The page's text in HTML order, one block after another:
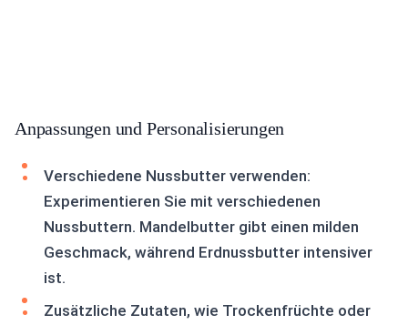
Anpassungen und Personalisierungen
Verschiedene Nussbutter verwenden:
Experimentieren Sie mit verschiedenen
Nussbuttern. Mandelbutter gibt einen milden
Geschmack, während Erdnussbutter intensiver
ist.
Zusätzliche Zutaten, wie Trockenfrüchte oder